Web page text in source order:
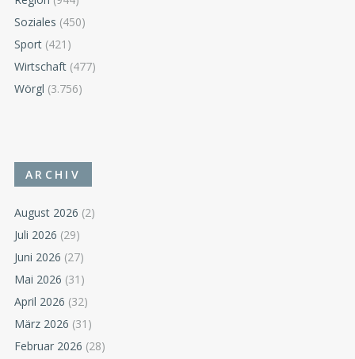
Soziales (450)
Sport (421)
Wirtschaft (477)
Wörgl (3.756)
ARCHIV
August 2026 (2)
Juli 2026 (29)
Juni 2026 (27)
Mai 2026 (31)
April 2026 (32)
März 2026 (31)
Februar 2026 (28)